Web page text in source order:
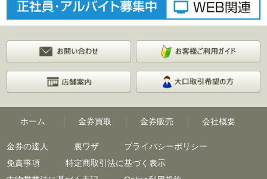
ホーム 金券買取 金券販売 会社概要
金券の達人 裏ワザ
プライバシーポリシー
免責事項
特定商取引法に基づく表示